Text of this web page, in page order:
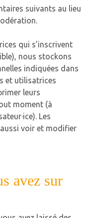
suivants au lieu
qui s’inscrivent
nous stockons
indiquées dans
et utilisatrices
leurs
moment (à
Les
voir et modifier
avez sur